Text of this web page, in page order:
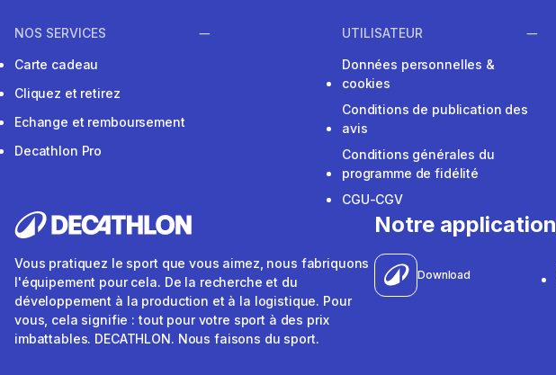
NOS SERVICES
Carte cadeau
Cliquez et retirez
Echange et remboursement
Decathlon Pro
UTILISATEUR
Données personnelles &
cookies
Conditions de publication des
avis
Conditions générales du
programme de fidélité
CGU-CGV
Vous pratiquez le sport que vous aimez, nous fabriquons
l'équipement pour cela. De la recherche et du
développement à la production et à la logistique. Pour
vous, cela signifie : tout pour votre sport à des prix
imbattables. DECATHLON. Nous faisons du sport.
Notre application
Download